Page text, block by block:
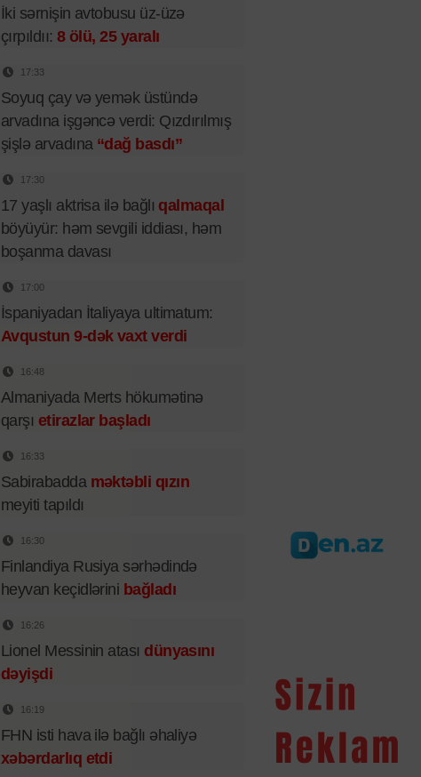
İki sərnişin avtobusu üz-üzə
çırpıldıı:8 ölü, 25 yaralı
17:33
Soyuq çay və yemək üstündə
arvadına işgəncə verdi: Qızdırılmış
şişlə arvadına “dağ basdı”
17:30
17 yaşlı aktrisa ilə bağlı qalmaqal
böyüyür: həm sevgili iddiası, həm
boşanma davası
17:00
İspaniyadan İtaliyaya ultimatum:
Avqustun 9-dək vaxt verdi
16:48
Almaniyada Merts hökumətinə
qarşı etirazlar başladı
16:33
Sabirabadda məktəbli qızın
meyiti tapıldı
16:30
Finlandiya Rusiya sərhədində
heyvan keçidlərini bağladı
16:26
Lionel Messinin atası dünyasını
dəyişdi
16:19
FHN isti hava ilə bağlı əhaliyə
xəbərdarlıq etdi